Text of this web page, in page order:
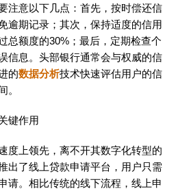
注意以下几点：首先，按时偿还信
逾期记录；其次，保持适度的信用
总额度的30%；最后，定期检查个
信息。头部银行通常会与权威的信
的数据分析技术快速评估用户的信
。
键作用
度上领先，离不开其数字化转型的
出了线上贷款申请平台，用户只需
请。相比传统的线下流程，线上申